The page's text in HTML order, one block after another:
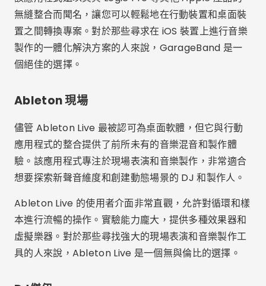
驗。該應用程式專注於現場表演和音樂製作，非常適合
想要探索新聲音維度和創建動態場景的 DJ 和製作人。
Ableton Live 的使用者介面非常直觀，允許對循環和樣
本進行流暢的操作。實驗能力龐大，提供多種效果器和
具的人來說，Ableton Live 是一個無與倫比的選擇。
DJ傑伊
Algoriddim 的 DJay 因其能夠將您的行動裝置變成一
組虛擬甲板的能力而受到廣泛認可。該應用程式非常適
合各個級別的 DJ，提供與 Spotify 等音樂庫和各種混
音工具的整合。使用者介面設計直觀，可輕鬆即時混合
曲目、循環和應用效果。
廣告 - SpotAds